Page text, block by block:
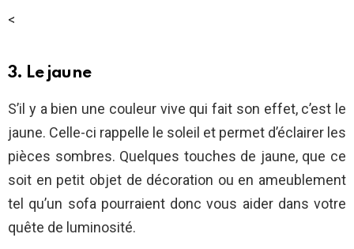
<
3. Le jaune
S’il y a bien une couleur vive qui fait son effet, c’est le
jaune. Celle-ci rappelle le soleil et permet d’éclairer les
pièces sombres. Quelques touches de jaune, que ce
soit en petit objet de décoration ou en ameublement
tel qu’un sofa pourraient donc vous aider dans votre
quête de luminosité.